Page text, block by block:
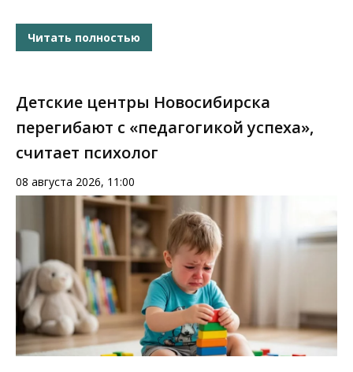
Читать полностью
Детские центры Новосибирска
перегибают с «педагогикой успеха»,
считает психолог
08 августа 2026, 11:00